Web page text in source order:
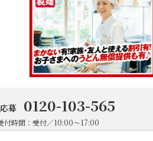
募 0120-103-565
付時間：受付／10:00～17:00